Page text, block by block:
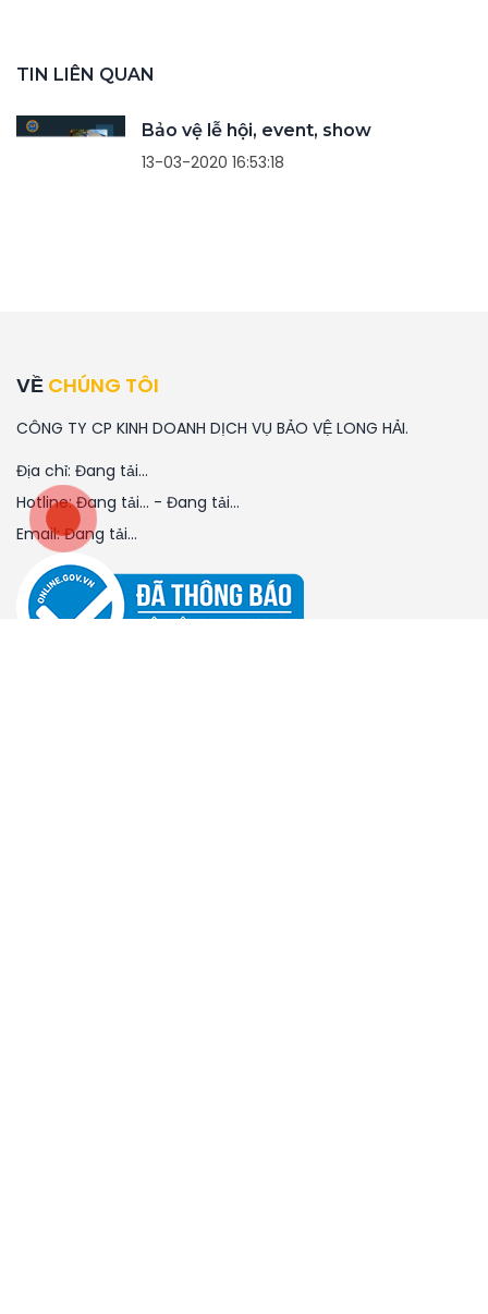
TIN LIÊN QUAN
Bảo vệ lễ hội, event, show
13-03-2020 16:53:18
VỀ CHÚNG TÔI
CÔNG TY CP KINH DOANH DỊCH VỤ BẢO VỆ LONG HẢI.
Địa chỉ: Đang tải...
Hotline:Đang tải... - Đang tải...
Email:Đang tải...